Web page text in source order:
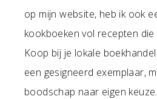
op mijn website, heb ik ook
kookboeken vol recepten
Koop bij je lokale
een gesigneerd exemplaar,
boodschap naar eigen keuze.